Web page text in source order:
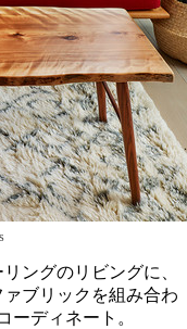
ングのリビングに、
ブリックを組み合わ
ーディネート。